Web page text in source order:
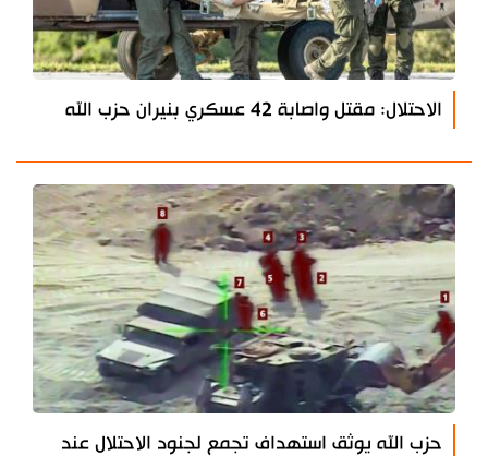
الاحتلال: مقتل واصابة 42 عسكري بنيران حزب الله
حزب الله يوثق استهداف تجمع لجنود الاحتلال عند